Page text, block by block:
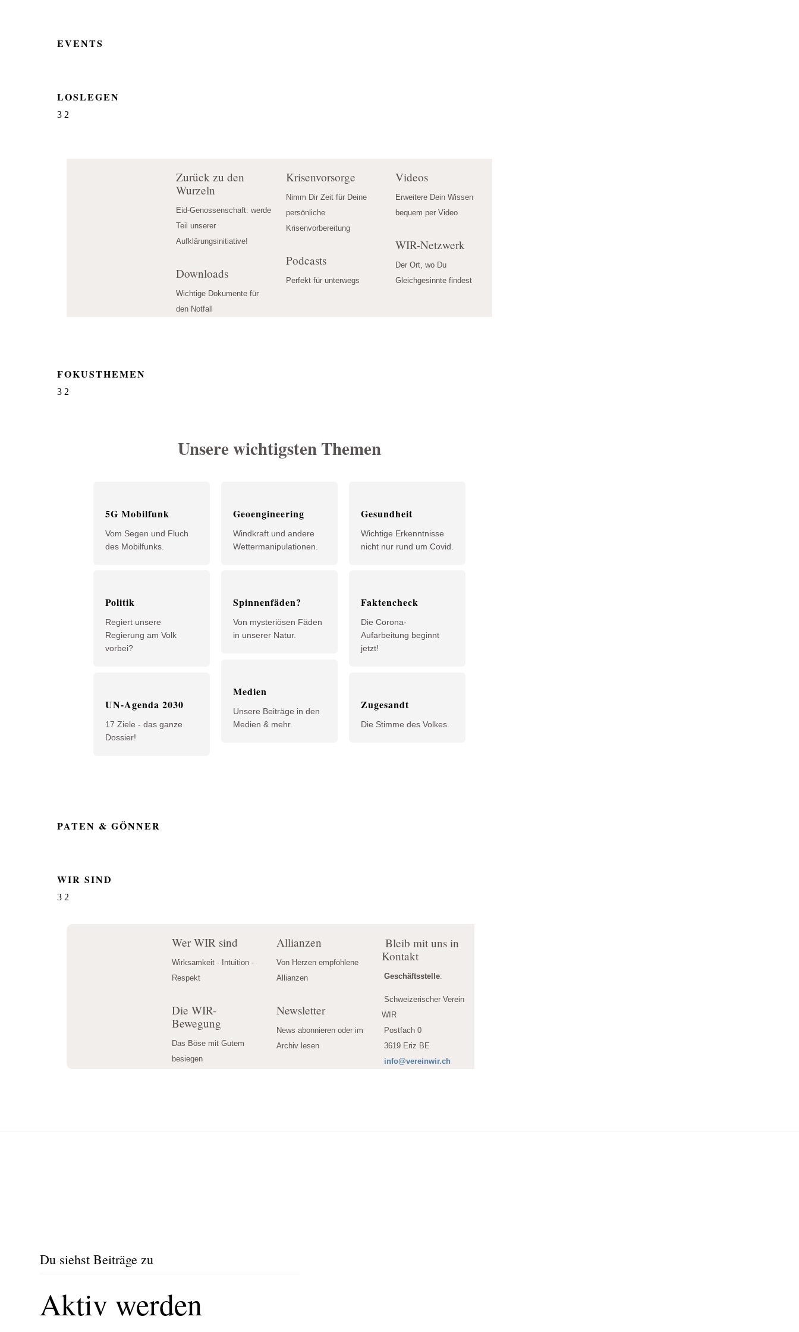
EVENTS
LOSLEGEN
3 2
Zurück zu den
Wurzeln
Eid-Genossenschaft: werde
Teil unserer
Aufklärungsinitiative!
Downloads
Wichtige Dokumente für
den Notfall
Krisenvorsorge
Nimm Dir Zeit für Deine
persönliche
Krisenvorbereitung
Podcasts
Perfekt für unterwegs
Videos
Erweitere Dein Wissen
bequem per Video
WIR-Netzwerk
Der Ort, wo Du
Gleichgesinnte findest
FOKUSTHEMEN
3 2
Unsere wichtigsten Themen
5G Mobilfunk
Vom Segen und Fluch
des Mobilfunks.
Politik
Regiert unsere
Regierung am Volk
vorbei?
UN-Agenda 2030
17 Ziele - das ganze
Dossier!
Geoengineering
Windkraft und andere
Wettermanipulationen.
Spinnenfäden?
Von mysteriösen Fäden
in unserer Natur.
Medien
Unsere Beiträge in den
Medien & mehr.
Gesundheit
Wichtige Erkenntnisse
nicht nur rund um Covid.
Faktencheck
Die Corona-
Aufarbeitung beginnt
jetzt!
Zugesandt
Die Stimme des Volkes.
PATEN & GÖNNER
WIR SIND
3 2
Wer WIR sind
Wirksamkeit - Intuition -
Respekt
Die WIR-
Bewegung
Das Böse mit Gutem
besiegen
Allianzen
Von Herzen empfohlene
Allianzen
Newsletter
News abonnieren oder im
Archiv lesen
Bleib mit uns in
Kontakt
Geschäftsstelle:
Schweizerischer Verein
WIR
Postfach 0
3619 Eriz BE
info@vereinwir.ch
Du siehst Beiträge zu
Aktiv werden